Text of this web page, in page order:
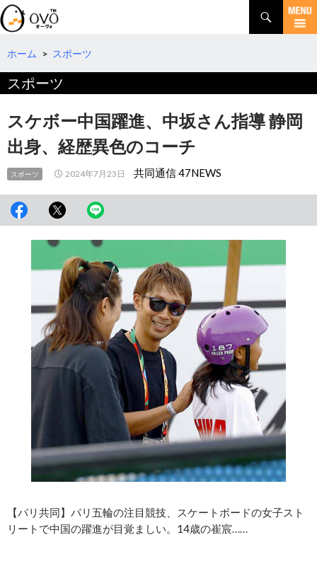
検
索
コ
テ
へ
動
ホーム > スポーツ
スポーツ
スケボー中国躍進、中坂さん指導 静岡
出身、経歴異色のコーチ
スポーツ 2024年7月23日 共同通信 47NEWS
【パリ共同】パリ五輪の注目競技、スケートボードの女子スト
リートで中国の躍進が目覚ましい。14歳の崔宸……